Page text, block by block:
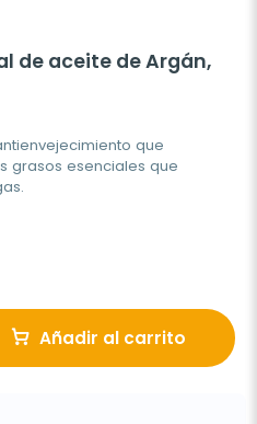
de aceite de Argán,
que
grasos esenciales que
Añadir al carrito